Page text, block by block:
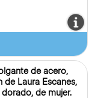
de acero,
de Laura Escanes,
de mujer.